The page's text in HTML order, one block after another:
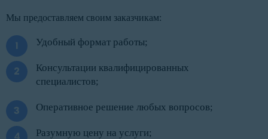
Мы предоставляем своим заказчикам:
Удобный формат работы;
Консультации квалифицированных
специалистов;
Оперативное решение любых вопросов;
Разумную цену на услуги;